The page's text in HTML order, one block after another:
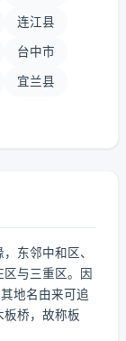
连江县
台中市
宜兰县
东邻中和区、
与三重区。因
地名由来可追
桥，故称板